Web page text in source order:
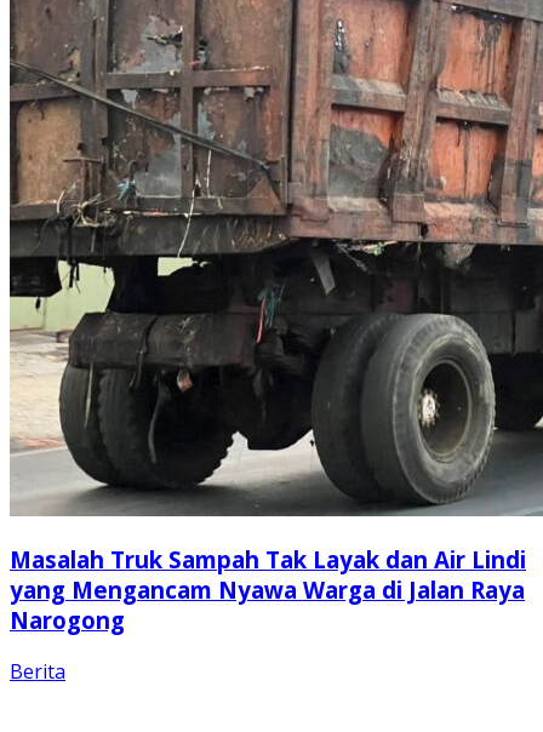
Masalah Truk Sampah Tak Layak dan Air Lindi
yang Mengancam Nyawa Warga di Jalan Raya
Narogong
Berita